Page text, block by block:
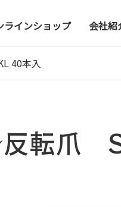
ラインショップ 会社紹
40本入
反転爪